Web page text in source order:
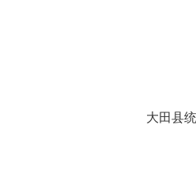
大田县